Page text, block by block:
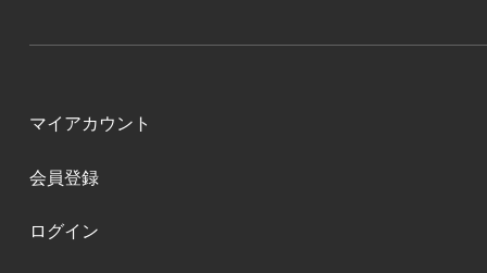
マイアカウント
会員登録
ログイン